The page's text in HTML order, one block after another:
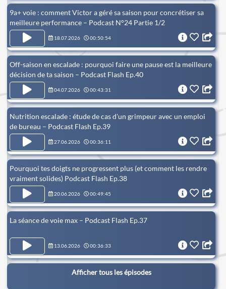
9a+ voie : comment Victor a géré sa saison pour concrétiser sa
meilleure performance – Podcast N°24 Partie 1/2
18.07.2026 00:50:54
Off-saison en escalade : pourquoi faire une pause est la meilleure
décision de ta saison – Podcast Flash Ep.40
04.07.2026 00:43:31
Nutrition escalade : étude de cas d'un grimpeur avec un emploi
de bureau – Podcast Flash Ep.39
27.06.2026 00:36:11
Pourquoi tes doigts ne progressent plus (et comment les rendre
vraiment solides) Podcast Flash Ep.38
20.06.2026 00:49:45
La séance de voie max – Podcast Flash Ep.37
13.06.2026 00:36:33
Afficher tous les épisodes